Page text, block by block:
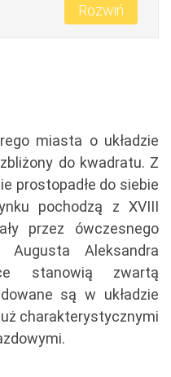
Rozwiń
miasta o układzie
do kwadratu. Z
prostopadłe do siebie
pochodzą z XVIII
przez ówczesnego
Aleksandra
stanowią zwartą
są w układzie
charakterystycznymi